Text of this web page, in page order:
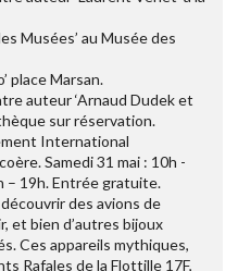
Musées’ au Musée des
place Marsan.
auteur ‘Arnaud Dudek et
sur réservation.
International
Samedi 31 mai : 10h -
– 19h. Entrée gratuite.
des avions de
et bien d’autres bijoux
Ces appareils mythiques,
Rafales de la Flottille 17F,